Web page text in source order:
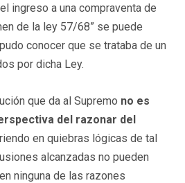
ingreso a una compraventa de
de la ley 57/68” se puede
conocer que se trataba de un
por dicha Ley.
que da al Supremo no es
del razonar del
en quiebras lógicas de tal
alcanzadas no pueden
ninguna de las razones